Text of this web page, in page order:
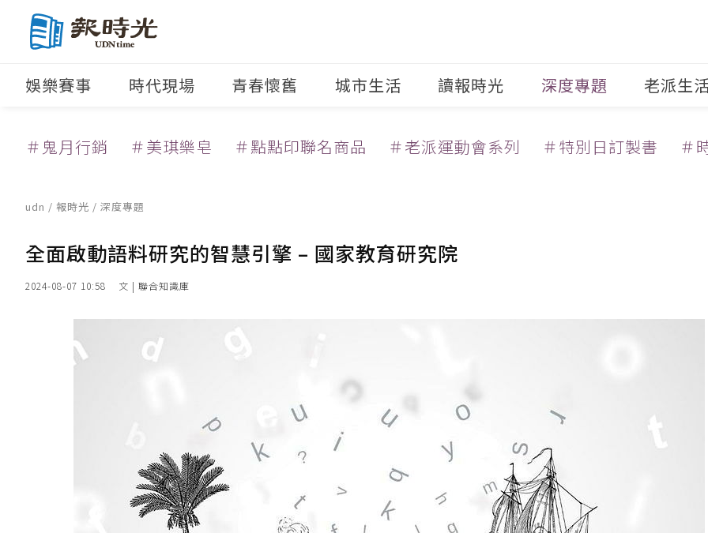
娛樂賽事 時代現場 青春懷舊 城市生活 讀報時光 深度專題 老派生
＃鬼月行銷 ＃美琪樂皂 ＃點點印聯名商品 ＃老派運動會系列 ＃特別日訂製書 ＃
udn / 報時光 / 深度專題
全面啟動語料研究的智慧引擎 – 國家教育研究院
2024-08-07 10:58 文 | 聯合知識庫